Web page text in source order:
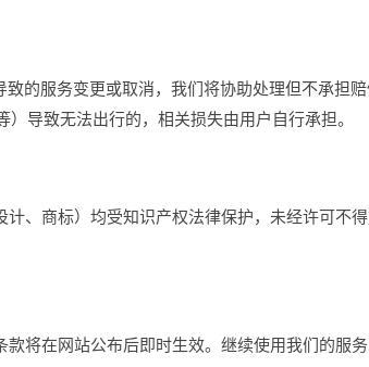
的服务变更或取消，我们将协助处理但不承担赔
导致无法出行的，相关损失由用户自行承担。
、商标）均受知识产权法律保护，未经许可不
将在网站公布后即时生效。继续使用我们的服